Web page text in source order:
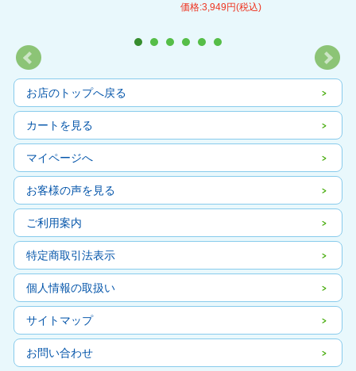
価格:3,949円(税込)
お店のトップへ戻る
カートを見る
マイページへ
お客様の声を見る
ご利用案内
特定商取引法表示
個人情報の取扱い
サイトマップ
お問い合わせ